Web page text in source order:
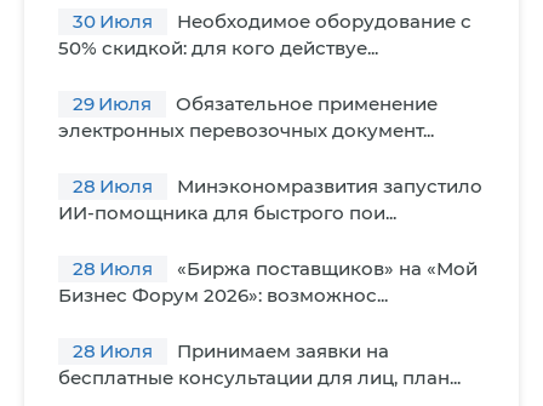
30 Июля
Необходимое оборудование с
50% скидкой: для кого действуе...
29 Июля
Обязательное применение
электронных перевозочных документ...
28 Июля
Минэкономразвития запустило
ИИ-помощника для быстрого пои...
28 Июля
«Биржа поставщиков» на «Мой
Бизнес Форум 2026»: возможнос...
28 Июля
Принимаем заявки на
бесплатные консультации для лиц, план...